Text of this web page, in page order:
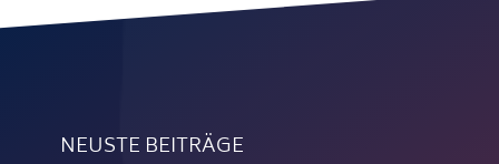
NEUSTE BEITRÄGE